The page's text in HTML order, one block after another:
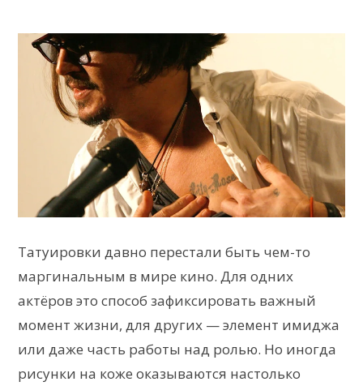
Татуировки давно перестали быть чем-то
маргинальным в мире кино. Для одних
актёров это способ зафиксировать важный
момент жизни, для других — элемент имиджа
или даже часть работы над ролью. Но иногда
рисунки на коже оказываются настолько